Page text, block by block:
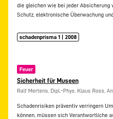
die gleichen wie bei jeder Absicherung
Schutz, elektronische Überwachung
schadenprisma 1 | 2008
Feuer
Sicherheit für Museen
Ralf Mertens, Dipl.-Phys. Klaus Ross,
Schadenrisiken präventiv verringern
können, müssen sich Verantwortliche